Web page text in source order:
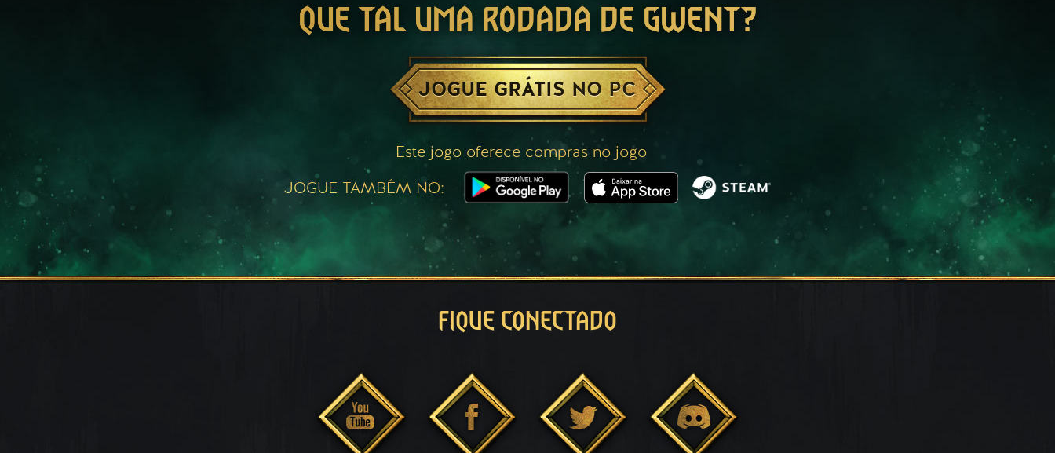
QUE TAL UMA RODADA DE GWENT?
JOGUE GRÁTIS NO PC
Este jogo oferece compras no jogo
JOGUE TAMBÉM NO:
FIQUE CONECTADO